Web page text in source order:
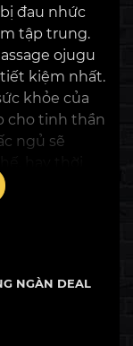
đau nhức
tập trung.
ojugu
kiệm nhất.
khỏe của
cho tinh thần
ngủ sẽ
đó là một
trang tắt
cường
nhức cơ thể
rất nhiều
Bạn
NGÀN DEAL